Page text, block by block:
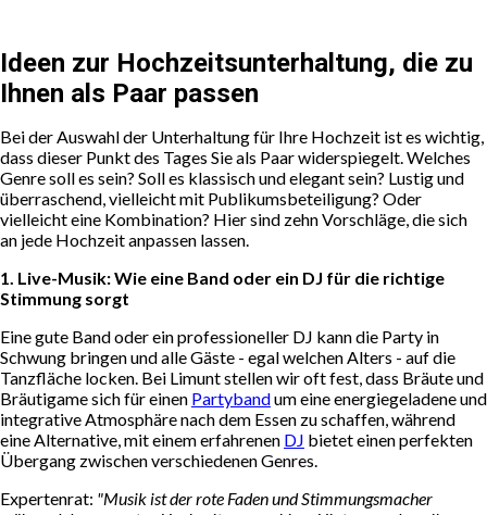
Ideen zur Hochzeitsunterhaltung, die zu
Ihnen als Paar passen
Bei der Auswahl der Unterhaltung für Ihre Hochzeit ist es wichtig,
dass dieser Punkt des Tages Sie als Paar widerspiegelt. Welches
Genre soll es sein? Soll es klassisch und elegant sein? Lustig und
überraschend, vielleicht mit Publikumsbeteiligung? Oder
vielleicht eine Kombination? Hier sind zehn Vorschläge, die sich
an jede Hochzeit anpassen lassen.
1. Live-Musik: Wie eine Band oder ein DJ für die richtige
Stimmung sorgt
Eine gute Band oder ein professioneller DJ kann die Party in
Schwung bringen und alle Gäste - egal welchen Alters - auf die
Tanzfläche locken. Bei Limunt stellen wir oft fest, dass Bräute und
Bräutigame sich für einen Partybandum eine energiegeladene und
integrative Atmosphäre nach dem Essen zu schaffen, während
eine Alternative, mit einem erfahrenen DJ bietet einen perfekten
Übergang zwischen verschiedenen Genres.
Expertenrat: "Musik ist der rote Faden und Stimmungsmacher